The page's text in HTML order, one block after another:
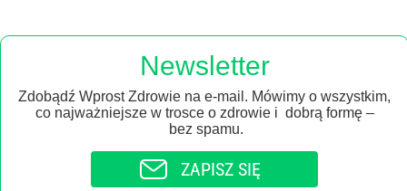
Newsletter
Zdobądź Wprost Zdrowie na e-mail. Mówimy o wszystkim,
co najważniejsze w trosce o zdrowie i dobrą formę –
bez spamu.
ZAPISZ SIĘ